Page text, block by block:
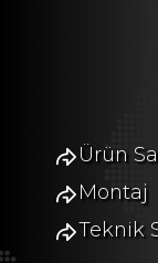
Ürün
Montaj
Teknik